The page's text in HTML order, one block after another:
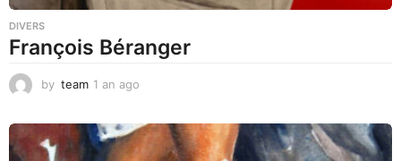
DIVERS
François Béranger
by team 1 an ago
a